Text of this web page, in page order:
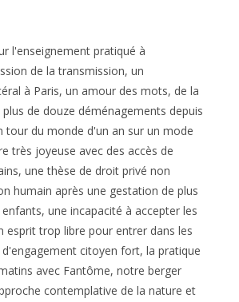
l'enseignement pratiqué à
de la transmission, un
à Paris, un amour des mots, de la
de douze déménagements depuis
tour du monde d'un an sur un mode
très joyeuse avec des accès de
une thèse de droit privé non
humain après une gestation de plus
une incapacité à accepter les
esprit trop libre pour entrer dans les
citoyen fort, la pratique
avec Fantôme, notre berger
contemplative de la nature et